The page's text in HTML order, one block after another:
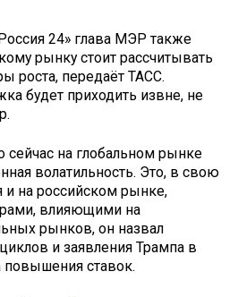
24» глава МЭР также
рынку стоит рассчитывать
роста, передаёт ТАСС.
будет приходить извне, не
сейчас на глобальном рынке
волатильность. Это, в свою
и на российском рынке,
влияющими на
рынков, он назвал
и заявления Трампа в
ставок.